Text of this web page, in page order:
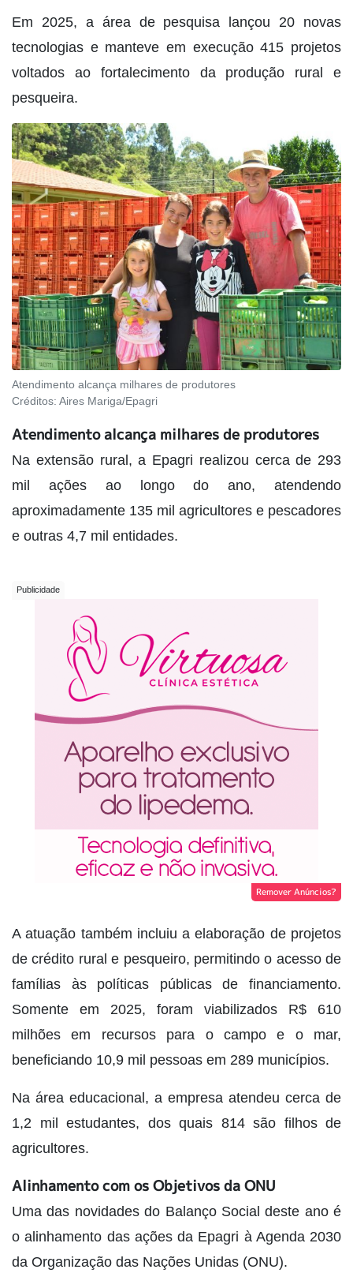
Em 2025, a área de pesquisa lançou 20 novas
tecnologias e manteve em execução 415 projetos
voltados ao fortalecimento da produção rural e
pesqueira.
Atendimento alcança milhares de produtores
Créditos: Aires Mariga/Epagri
Atendimento alcança milhares de produtores
Na extensão rural, a Epagri realizou cerca de 293
mil ações ao longo do ano, atendendo
aproximadamente 135 mil agricultores e pescadores
e outras 4,7 mil entidades.
Remover Anúncios?
A atuação também incluiu a elaboração de projetos
de crédito rural e pesqueiro, permitindo o acesso de
famílias às políticas públicas de financiamento.
Somente em 2025, foram viabilizados R$ 610
milhões em recursos para o campo e o mar,
beneficiando 10,9 mil pessoas em 289 municípios.
Na área educacional, a empresa atendeu cerca de
1,2 mil estudantes, dos quais 814 são filhos de
agricultores.
Alinhamento com os Objetivos da ONU
Uma das novidades do Balanço Social deste ano é
o alinhamento das ações da Epagri à Agenda 2030
da Organização das Nações Unidas (ONU).